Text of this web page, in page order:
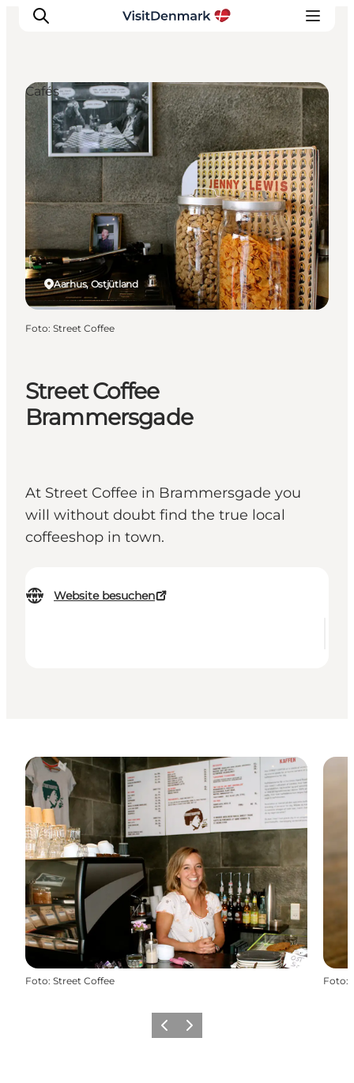
Inspiration
Regionen
Erlebnisse
Unterkünfte
Reiseplanung
Street Coffee
Brammersgade
At Street Coffee in Brammersgade you
will without doubt find the true local
coffeeshop in town.
Website besuchen
Aarhus, Ostjütland
Cafés
Foto: Street Coffee
Foto: Street Coffee Foto:
ZurückWeiter